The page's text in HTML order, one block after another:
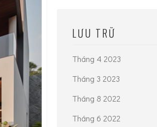
LƯU TRỮ
Tháng 4 2023
Tháng 3 2023
Tháng 8 2022
Tháng 6 2022